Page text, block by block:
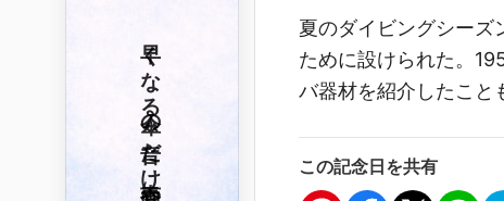
夏のダイビングシーズ
ために設けられた。
バ器材を紹介したこと
この記念日を共有
春雨や
傘の音だけ
早くなる